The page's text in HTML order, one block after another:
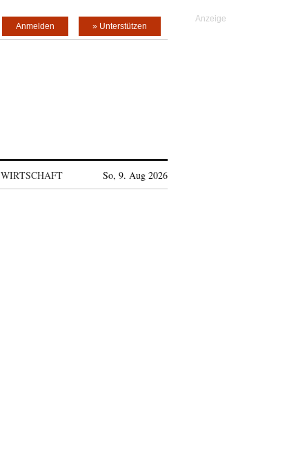
» Unterstützen
Anmelden
WIRTSCHAFT So, 9. Aug 2026